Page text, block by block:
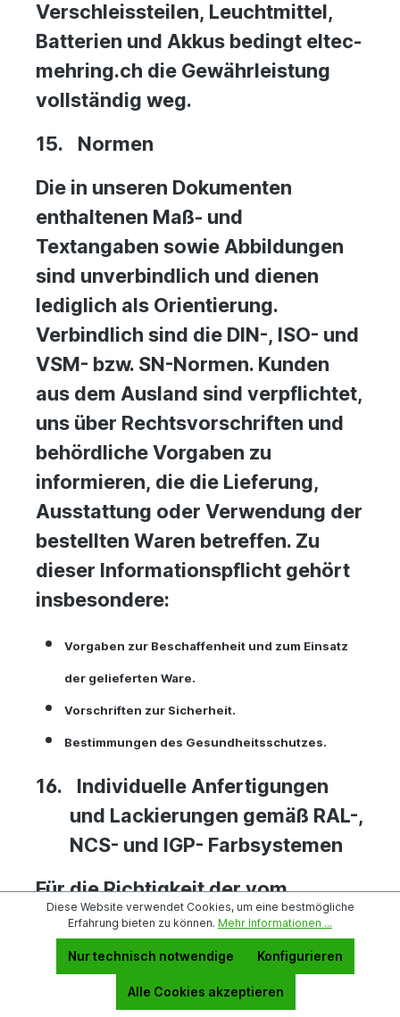
Verschleissteilen, Leuchtmittel,
Batterien und Akkus bedingt eltec-
mehring.ch die Gewährleistung
vollständig weg.
15.
Normen
Die in unseren Dokumenten
enthaltenen Maß- und
Textangaben sowie Abbildungen
sind unverbindlich und dienen
lediglich als Orientierung.
Verbindlich sind die DIN-, ISO- und
VSM- bzw. SN-Normen. Kunden
aus dem Ausland sind verpflichtet,
uns über Rechtsvorschriften und
behördliche Vorgaben zu
informieren, die die Lieferung,
Ausstattung oder Verwendung der
bestellten Waren betreffen. Zu
dieser Informationspflicht gehört
insbesondere:
Vorgaben zur Beschaffenheit und zum Einsatz
der gelieferten Ware.
Vorschriften zur Sicherheit.
Bestimmungen des Gesundheitsschutzes.
16.
Individuelle Anfertigungen
und Lackierungen gemäß RAL-,
NCS- und IGP- Farbsystemen
Für die Richtigkeit der vom
Besteller bereitgestellten
Zeichnungen, Entwürfe, Modelle
oder Muster und deren Angaben
trägt dieser allein die
Diese Website verwendet Cookies, um eine bestmögliche
Erfahrung bieten zu können. Mehr Informationen ...
Nur technisch notwendige Konfigurieren
Alle Cookies akzeptieren